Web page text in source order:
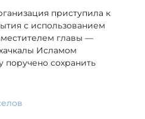
приступила к
с использованием
главы —
Исламом
поручено сохранить